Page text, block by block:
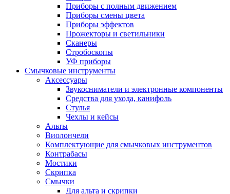
Приборы с полным движением
Приборы смены цвета
Приборы эффектов
Прожекторы и светильники
Сканеры
Стробоскопы
УФ приборы
Смычковые инструменты
Аксессуары
Звукосниматели и электронные компоненты
Средства для ухода, канифоль
Стулья
Чехлы и кейсы
Альты
Виолончели
Комплектующие для смычковых инструментов
Контрабасы
Мостики
Скрипка
Смычки
Для альта и скрипки